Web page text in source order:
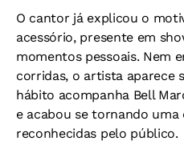
O cantor já explicou o
acessório, presente em
momentos pessoais. Nem
corridas, o artista aparece
hábito acompanha Bell
e acabou se tornando uma
reconhecidas pelo público.